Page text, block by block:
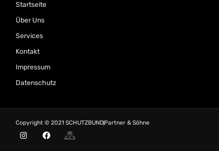
Startseite
Über Uns
Services
Kontakt
Impressum
Datenschutz
Copyright © 2021 SCHUTZBUNDPartner & Söhne